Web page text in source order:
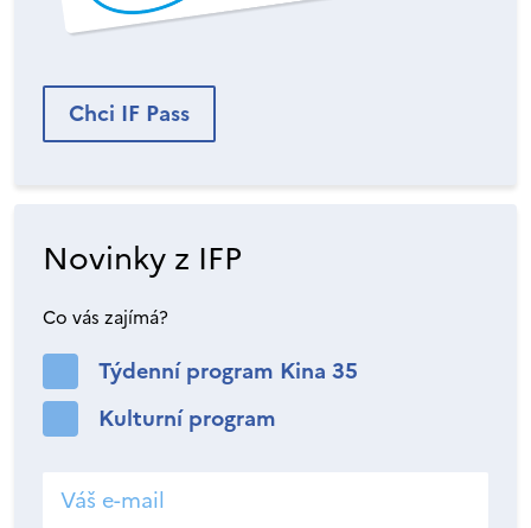
Chci IF Pass
Novinky z IFP
Co vás zajímá?
Týdenní program Kina 35
Kulturní program